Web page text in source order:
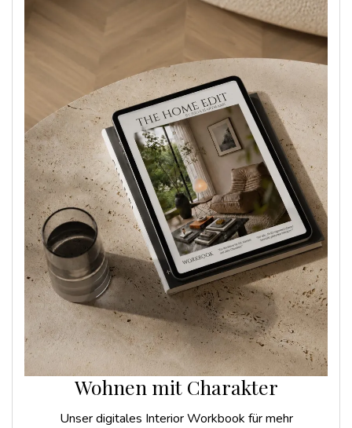
Wohnen mit Charakter
Unser digitales Interior Workbook für mehr